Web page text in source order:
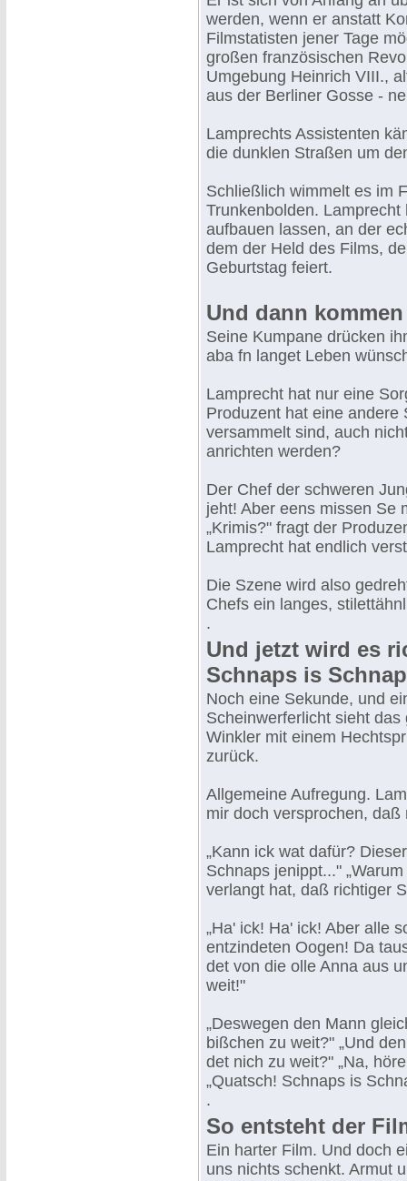
werden, wenn er anstatt
Filmstatisten jener Tage
großen französischen
Umgebung Heinrich VIII.,
aus der Berliner Gosse -
Lamprechts Assistenten
die dunklen Straßen um
Schließlich wimmelt es im
Trunkenbolden.
aufbauen lassen, an der
dem der Held des Films,
Geburtstag feiert.
Und dann
Seine Kumpane drücken
aba fn langet Leben
Lamprecht hat nur eine
Produzent hat eine andere
versammelt sind, auch
anrichten werden?
Der Chef der schweren
jeht! Aber eens missen Se
„Krimis?" fragt der
Lamprecht hat endlich
Die Szene wird also
Chefs ein langes,
.
Und jetzt wird es
Schnaps is
Noch eine Sekunde, und
Scheinwerferlicht sieht
Winkler mit einem
zurück.
Allgemeine Aufregung.
mir doch versprochen, daß
„Kann ick wat dafür?
Schnaps jenippt..."
verlangt hat, daß richtiger
„Ha' ick! Ha' ick! Aber alle
entzindeten Oogen! Da
det von die olle Anna aus
weit!"
„Deswegen den Mann
bißchen zu weit?" „Und
det nich zu weit?" „Na,
„Quatsch! Schnaps is
.
So entsteht der
Ein harter Film. Und doch
uns nichts schenkt. Armut